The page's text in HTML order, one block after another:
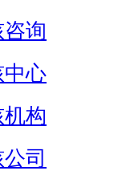
询
中心
构
司